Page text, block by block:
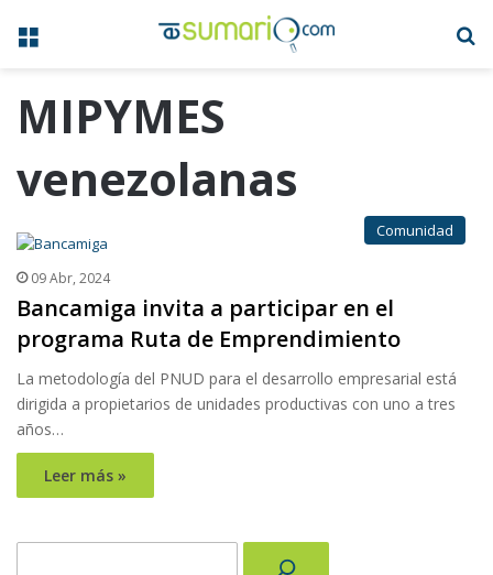
Menú
MIPYMES
venezolanas
Comunidad
09 Abr, 2024
Bancamiga invita a participar en el
programa Ruta de Emprendimiento
La metodología del PNUD para el desarrollo empresarial está
dirigida a propietarios de unidades productivas con uno a tres
años…
Leer más »